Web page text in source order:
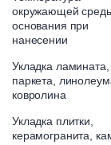
Гипсовые и
Бетон,
окружающей
основания при
нанесении
Укладка ламината,
паркета,
ковролина
Укладка плитки,
керамогранита,